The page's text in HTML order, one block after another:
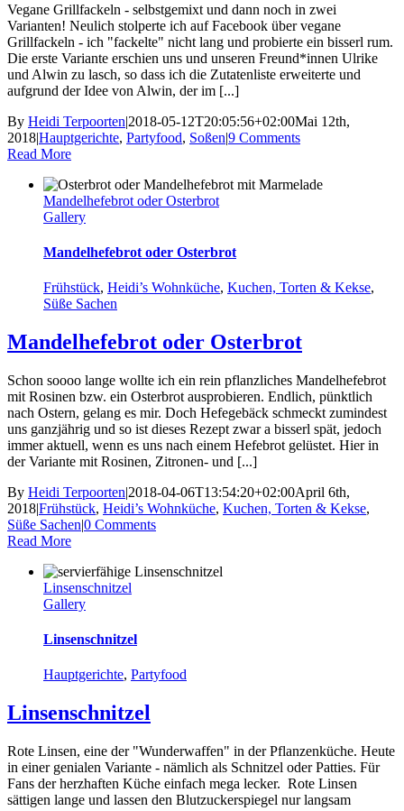
Vegane Grillfackeln - selbstgemixt und dann noch in zwei
Varianten! Neulich stolperte ich auf Facebook über vegane
Grillfackeln - ich "fackelte" nicht lang und probierte ein bisserl rum.
Die erste Variante erschien uns und unseren Freund*innen Ulrike
und Alwin zu lasch, so dass ich die Zutatenliste erweiterte und
aufgrund der Idee von Alwin, der im [...]
By Heidi Terpoorten|2018-05-12T20:05:56+02:00Mai 12th,
2018|Hauptgerichte, Partyfood, Soßen|9 Comments
Read More
Mandelhefebrot oder Osterbrot
Gallery
Mandelhefebrot oder Osterbrot
Frühstück, Heidi’s Wohnküche, Kuchen, Torten & Kekse,
Süße Sachen
Mandelhefebrot oder Osterbrot
Schon soooo lange wollte ich ein rein pflanzliches Mandelhefebrot
mit Rosinen bzw. ein Osterbrot ausprobieren. Endlich, pünktlich
nach Ostern, gelang es mir. Doch Hefegebäck schmeckt zumindest
uns ganzjährig und so ist dieses Rezept zwar a bisserl spät, jedoch
immer aktuell, wenn es uns nach einem Hefebrot gelüstet. Hier in
der Variante mit Rosinen, Zitronen- und [...]
By Heidi Terpoorten|2018-04-06T13:54:20+02:00April 6th,
2018|Frühstück, Heidi’s Wohnküche, Kuchen, Torten & Kekse,
Süße Sachen|0 Comments
Read More
Linsenschnitzel
Gallery
Linsenschnitzel
Hauptgerichte, Partyfood
Linsenschnitzel
Rote Linsen, eine der "Wunderwaffen" in der Pflanzenküche. Heute
in einer genialen Variante - nämlich als Schnitzel oder Patties. Für
Fans der herzhaften Küche einfach mega lecker. Rote Linsen
sättigen lange und lassen den Blutzuckerspiegel nur langsam